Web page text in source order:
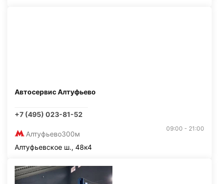
Автосервис Алтуфьево
+7 (495) 023-81-52
Алтуфьево300м
09:00 - 21:00
Алтуфьевское ш., 48к4